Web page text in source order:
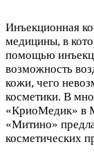
Инъекционная
медицины, в
помощью
возможность
кожи, чего
косметики. В
«КриоМедик» в
«Митино»
косметических